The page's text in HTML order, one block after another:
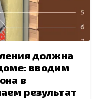
должна
вводим
в
результат